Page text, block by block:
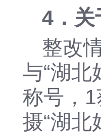
4．关
整改
与“湖北
称号， 1
摄“湖北